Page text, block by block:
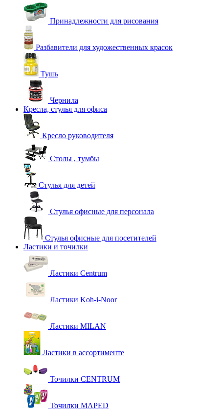
Принадлежности для рисования
Разбавители для художественных красок
Тушь
Чернила
Кресла, стулья для офиса
Кресло руководителя
Столы , тумбы
Стулья для детей
Стулья офисные для персонала
Стулья офисные для посетителей
Ластики и точилки
Ластики Centrum
Ластики Koh-i-Noor
Ластики MILAN
Ластики в ассортименте
Точилки CENTRUM
Точилки MAPED